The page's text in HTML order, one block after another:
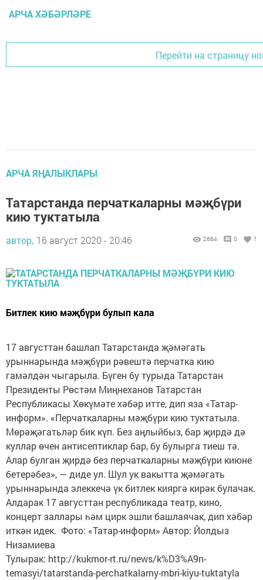
АРЧА ХӘБӘРЛӘРЕ
Перейти на страницу
АРЧА ЯҢАЛЫКЛАРЫ
Татарстанда перчаткаларны мәҗбүри
кию туктатыла
автор, 16 август 2020 - 20:46 2684 0 1
Битлек кию мәҗбүри булып кала
17 августтан башлап Татарстанда җәмәгать
урыннарында мәҗбүри рәвештә перчатка кию
гамәлдән чыгарыла. Бүген бу турыда Татарстан
Президенты Рөстәм Миңнеханов Татарстан
Республикасы Хөкүмәте хәбәр итте, дип яза «Татар-
информ». «Перчаткаларны мәҗбүри кию туктатыла.
Мөрәҗәгатьләр бик күп. Без аңлыйбыз, бар җирдә дә
куллар өчен антисептиклар бар, бу булырга тиеш тә.
Алар булган җирдә без перчаткаларны мәҗбүри киюне
бетерәбез», — диде ул. Шул ук вакытта җәмәгать
урыннарында элеккечә үк битлек кияргә кирәк булачак.
Алдарак 17 августтан республикада театр, кино,
концерт заллары һәм цирк эшли башлаячак, дип хәбәр
иткән идек. Фото: «Татар-информ» Автор: Йолдыз
Низамиева
Тулырак: http://kukmor-rt.ru/news/k%D3%A9n-
temasyi/tatarstanda-perchatkalarny-mbri-kiyu-tuktatyla